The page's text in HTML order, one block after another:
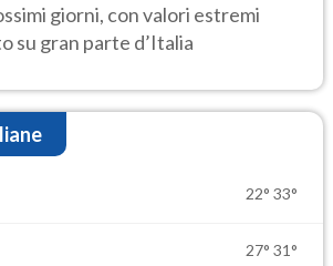
giorni, con valori estremi
su gran parte d’Italia
22° 33°
27° 31°